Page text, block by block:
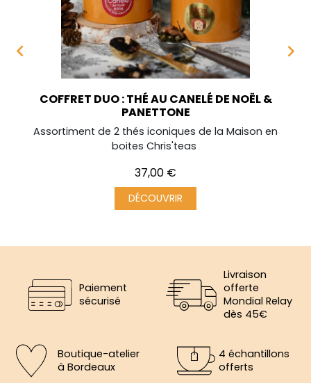

COFFRET DUO : THÉ AU CANELÉ DE NOËL &
PANETTONE
Assortiment de 2 thés iconiques de la Maison en
boites Chris'teas
Prix
37,00 €
DÉCOUVRIR

Paiement
sécurisé
Livraison
offerte
Mondial Relay
dès 45€
Boutique-atelier
à Bordeaux
4 échantillons
offerts